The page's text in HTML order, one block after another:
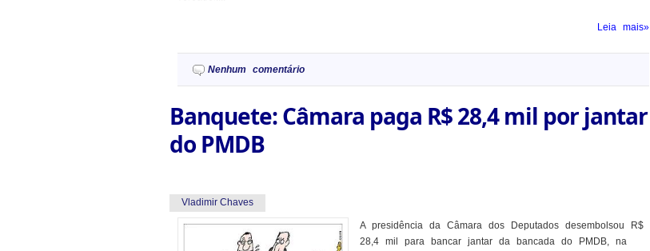
Leia mais»
Nenhum comentário
Banquete: Câmara paga R$ 28,4 mil por jantar
do PMDB
Vladimir Chaves
A presidência da Câmara dos Deputados desembolsou R$
28,4 mil para bancar jantar da bancada do PMDB, na